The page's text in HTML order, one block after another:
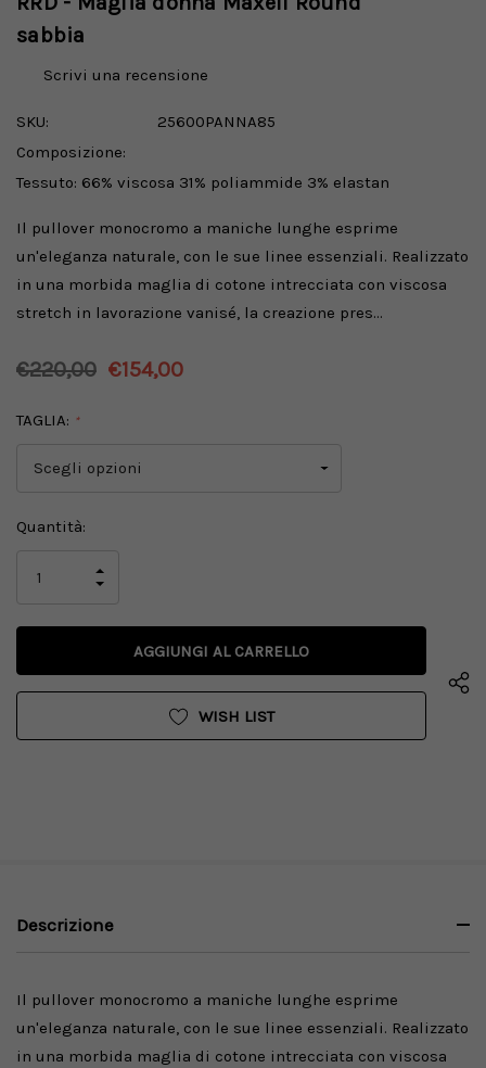
sabbia
Scrivi una recensione
SKU:
25600PANNA85
Composizione:
Tessuto: 66% viscosa 31% poliammide 3% elastan
Il pullover monocromo a maniche lunghe esprime
un'eleganza naturale, con le sue linee essenziali. Realizzato
in una morbida maglia di cotone intrecciata con viscosa
stretch in lavorazione vanisé, la creazione pres…
€220,00 €154,00
TAGLIA: *
Disponibilità
Quantità:
QUANTITÀ
UNDEFINED
AUMENTA
DI
UNDEFINED
WISH LIST
Descrizione
Il pullover monocromo a maniche lunghe esprime
un'eleganza naturale, con le sue linee essenziali. Realizzato
in una morbida maglia di cotone intrecciata con viscosa